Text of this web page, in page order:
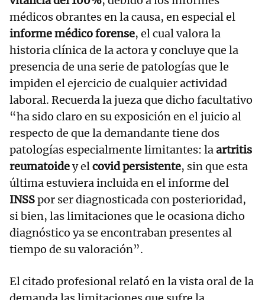
médicos obrantes en la causa, en especial el
informe médico forense, el cual valora la
historia clínica de la actora y concluye que la
presencia de una serie de patologías que le
impiden el ejercicio de cualquier actividad
laboral. Recuerda la jueza que dicho facultativo
“ha sido claro en su exposición en el juicio al
respecto de que la demandante tiene dos
patologías especialmente limitantes: laartritis
reumatoidey elcovid persistente, sin que esta
última estuviera incluida en el informe del
INSSpor ser diagnosticada con posterioridad,
si bien, las limitaciones que le ocasiona dicho
diagnóstico ya se encontraban presentes al
tiempo de su valoración”.
El citado profesional relató en la vista oral de la